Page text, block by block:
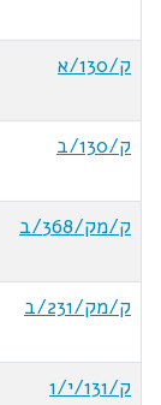
ק/130/א
ק/130/ב
ק/מק/368/ב
ק/מק/231/ב
ק/131/י/1